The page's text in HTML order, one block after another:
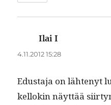
Ilai I
4.11.2012 15:28
Edus­ta­ja on läht­enyt
kel­lokin näyt­tää